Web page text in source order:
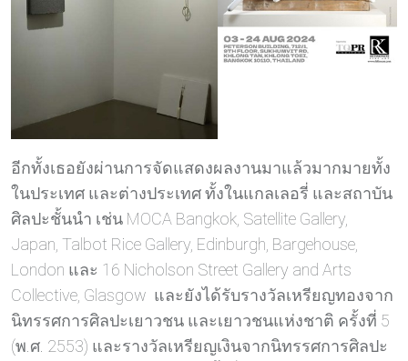
อีกทั้งเธอยังผ่านการจัดแสดงผลงานมาแล้วมากมายทั้ง
ในประเทศ และต่างประเทศ ทั้งในแกลเลอรี่ และสถาบัน
ศิลปะชั้นนำ เช่น MOCA Bangkok, Satellite Gallery,
Japan, Talbot Rice Gallery, Edinburgh, Bargehouse,
London และ 16 Nicholson Street Gallery and Arts
Collective, Glasgow และยังได้รับรางวัลเหรียญทองจาก
นิทรรศการศิลปะเยาวชน และเยาวชนแห่งชาติ ครั้งที่ 5
(พ.ศ. 2553) และรางวัลเหรียญเงินจากนิทรรศการศิลปะ